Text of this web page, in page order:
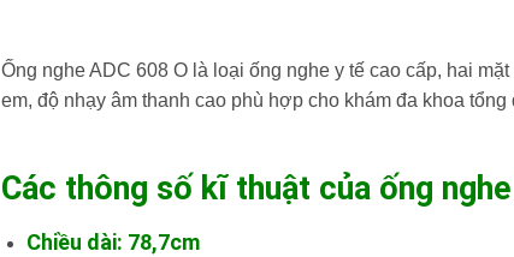
Ống nghe ADC 608 O là loại ống nghe y tế cao cấp, hai
em, độ nhạy âm thanh cao phù hợp cho khám đa khoa tổng
Các thông số kĩ thuật của ống
Chiều dài: 78,7cm